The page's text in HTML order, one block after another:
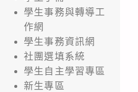
學生事務與轉導工
作網
學生事務資訊網
社團選填系統
學生自主學習專區
新生專區